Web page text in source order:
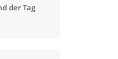
der Tag